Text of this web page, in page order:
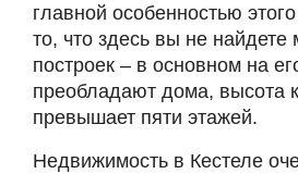
главной особенностью
то, что здесь вы не найдете
построек – в основном на
преобладают дома, высота
превышает пяти этажей.
Недвижимость в Кестеле